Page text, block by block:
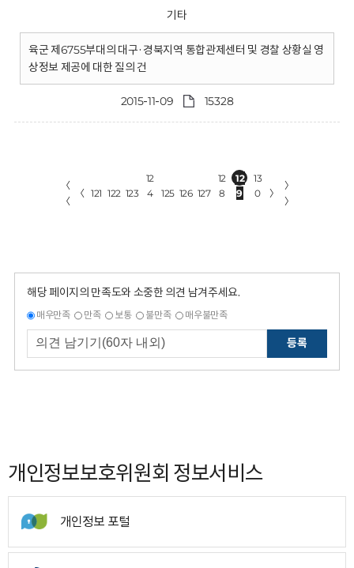
기타
육군 제6755부대의 대구·경북지역 통합관제센터 및 경찰 상황실 영
상정보 제공에 대한 질의 건
2015-11-09 15328
〈
〈
〈 121 122 123
12
4
125 126 127
12
8
12
9
13
0
〉
〉
〉
해당 페이지의 만족도와 소중한 의견 남겨주세요.
매우만족 만족 보통 불만족 매우불만족
등록
개인정보보호위원회 정보서비스
개인정보 포털